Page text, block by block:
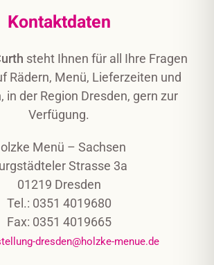
Kontaktdaten
steht Ihnen für all Ihre Fragen
Rädern, Menü, Lieferzeiten und
in der Region Dresden, gern zur
Verfügung.
Menü – Sachsen
Strasse 3a
01219 Dresden
Tel.: 0351 4019680
Fax: 0351 4019665
dresden@holzke-menue.de